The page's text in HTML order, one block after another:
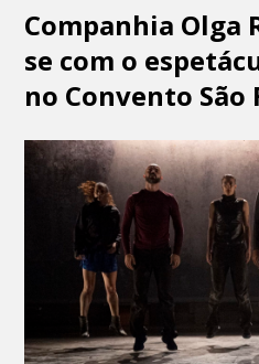
Companhia Olga
se com o
no Convento São